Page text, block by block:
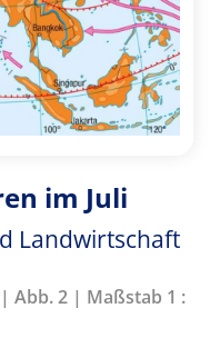
im Juli
Landwirtschaft
| Abb. 2 | Maßstab 1 :